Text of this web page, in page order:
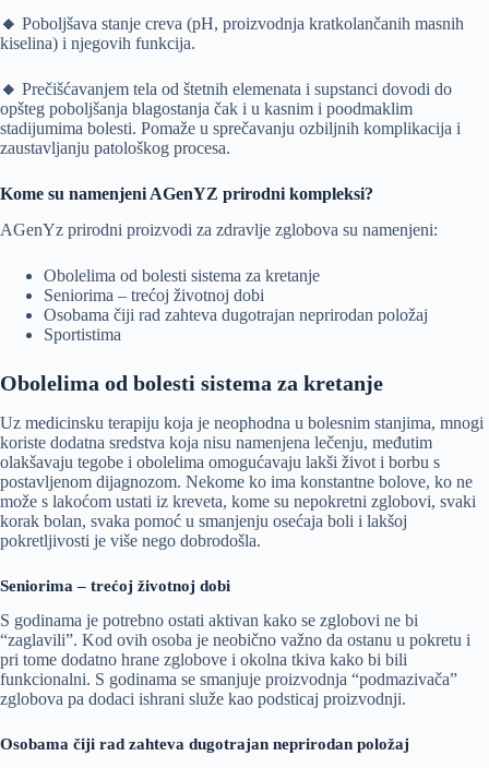
🔸 Poboljšava stanje creva (pH, proizvodnja kratkolančanih masnih
kiselina) i njegovih funkcija.
🔸 Prečišćavanjem tela od štetnih elemenata i supstanci dovodi do
opšteg poboljšanja blagostanja čak i u kasnim i poodmaklim
stadijumima bolesti. Pomaže u sprečavanju ozbiljnih komplikacija i
zaustavljanju patološkog procesa.
Kome su namenjeni AGenYZ prirodni kompleksi?
AGenYz prirodni proizvodi za zdravlje zglobova su namenjeni:
Obolelima od bolesti sistema za kretanje
Seniorima – trećoj životnoj dobi
Osobama čiji rad zahteva dugotrajan neprirodan položaj
Sportistima
Obolelima od bolesti sistema za kretanje
Uz medicinsku terapiju koja je neophodna u bolesnim stanjima, mnogi
koriste dodatna sredstva koja nisu namenjena lečenju, međutim
olakšavaju tegobe i obolelima omogućavaju lakši život i borbu s
postavljenom dijagnozom. Nekome ko ima konstantne bolove, ko ne
može s lakoćom ustati iz kreveta, kome su nepokretni zglobovi, svaki
korak bolan, svaka pomoć u smanjenju osećaja boli i lakšoj
pokretljivosti je više nego dobrodošla.
Seniorima – trećoj životnoj dobi
S godinama je potrebno ostati aktivan kako se zglobovi ne bi
“zaglavili”. Kod ovih osoba je neobično važno da ostanu u pokretu i
pri tome dodatno hrane zglobove i okolna tkiva kako bi bili
funkcionalni. S godinama se smanjuje proizvodnja “podmazivača”
zglobova pa dodaci ishrani služe kao podsticaj proizvodnji.
Osobama čiji rad zahteva dugotrajan neprirodan položaj